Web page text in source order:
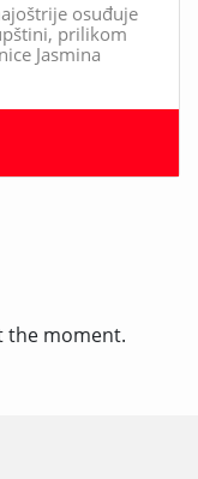
the moment.
osuđuje
prilikom
Jasmina